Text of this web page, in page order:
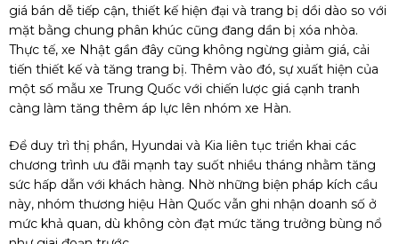
giá bán dễ tiếp cận, thiết kế hiện đại và trang bị dồi dào so với
mặt bằng chung phân khúc cũng đang dần bị xóa nhòa.
Thực tế, xe Nhật gần đây cũng không ngừng giảm giá, cải
tiến thiết kế và tăng trang bị. Thêm vào đó, sự xuất hiện của
một số mẫu xe Trung Quốc với chiến lược giá cạnh tranh
càng làm tăng thêm áp lực lên nhóm xe Hàn.
Để duy trì thị phần, Hyundai và Kia liên tục triển khai các
chương trình ưu đãi mạnh tay suốt nhiều tháng nhằm tăng
sức hấp dẫn với khách hàng. Nhờ những biện pháp kích cầu
này, nhóm thương hiệu Hàn Quốc vẫn ghi nhận doanh số ở
mức khả quan, dù không còn đạt mức tăng trưởng bùng nổ